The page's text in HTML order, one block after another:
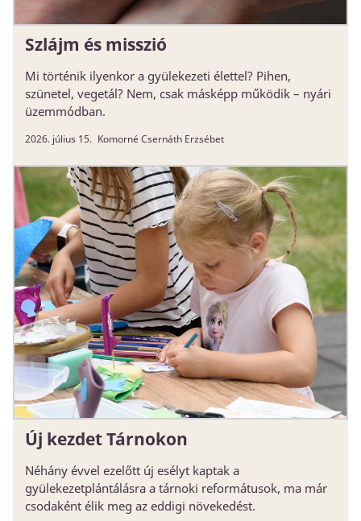
Szlájm és misszió
Mi történik ilyenkor a gyülekezeti élettel? Pihen,
szünetel, vegetál? Nem, csak másképp működik – nyári
üzemmódban.
2026. július 15. Komorné Csernáth Erzsébet
Új kezdet Tárnokon
Néhány évvel ezelőtt új esélyt kaptak a
gyülekezetplántálásra a tárnoki reformátusok, ma már
csodaként élik meg az eddigi növekedést.